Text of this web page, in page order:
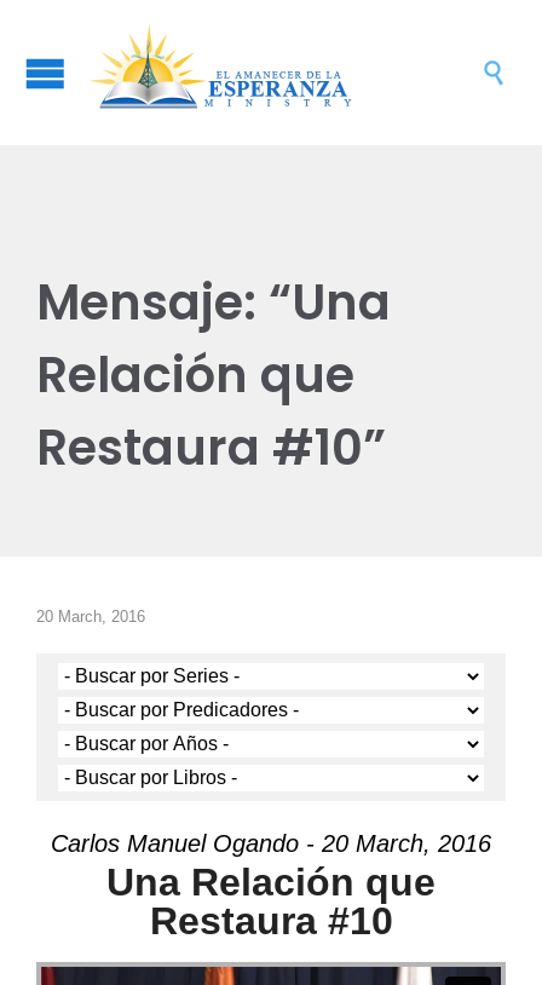

Mensaje: “Una
Relación que
Restaura #10”
20 March, 2016
Carlos Manuel Ogando - 20 March, 2016
Una Relación que
Restaura #10